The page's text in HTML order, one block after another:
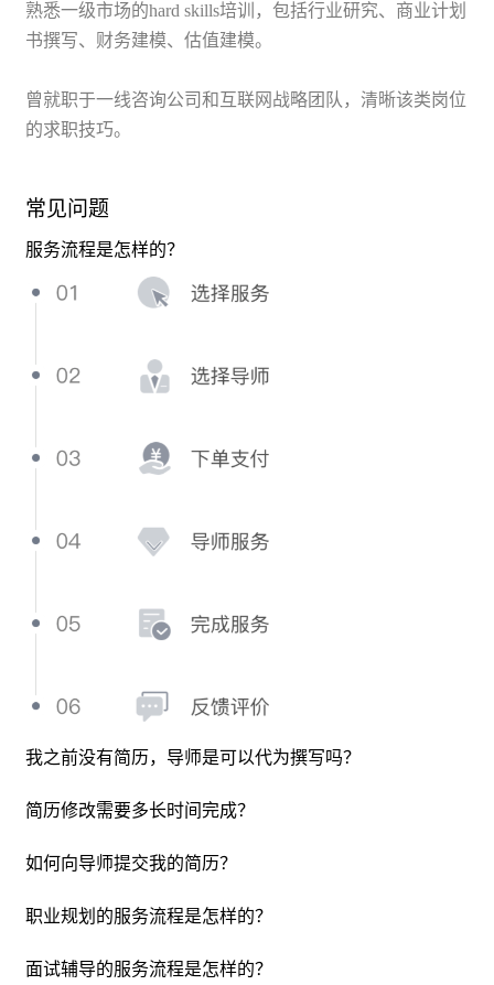
熟悉一级市场的hard skills培训，包括行业研究、商业计划
书撰写、财务建模、估值建模。
曾就职于一线咨询公司和互联网战略团队，清晰该类岗位
的求职技巧。
常见问题
服务流程是怎样的？
我之前没有简历，导师是可以代为撰写吗？
在职徒简历平台创建简历，完成相关经历模块撰写，导师会
依据所提交简历的岗位意向、背景情况、重点修改要求等维
简历修改需要多长时间完成？
简历修改一般会在 2-4 个工作日完成，加急为2个工作日完
向导师提问或二次修改，如学员在导师修改后10个自然日
内，未再提出修改要求，则默认学员确认服务完成。在简历
入。
如何向导师提交我的简历？
在职徒简历制作完成初始版本的简历后，可将简历在下单时
心查看并使用已经修改好的简历。
职业规划的服务流程是怎样的？
对式的辅导和解答，辅助学员分析个人性格、职业现状、挖
调整，需提前48小时与导师进行沟通，并在系统修改预约时
面试辅导的服务流程是怎样的？
在线或线下的课程辅导，内容应包含公司和岗位解读、岗位